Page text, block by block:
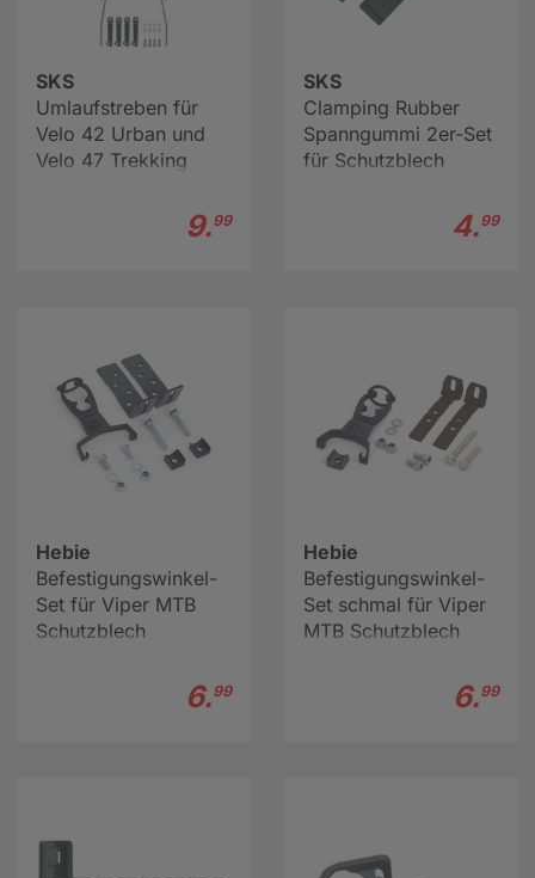
SKS
Umlaufstreben für
Velo 42 Urban und
Velo 47 Trekking
9.99
SKS
Clamping Rubber
Spanngummi 2er-Set
für Schutzblech
4.99
Hebie
Befestigungswinkel-
Set für Viper MTB
Schutzblech
6.99
Hebie
Befestigungswinkel-
Set schmal für Viper
MTB Schutzblech
6.99